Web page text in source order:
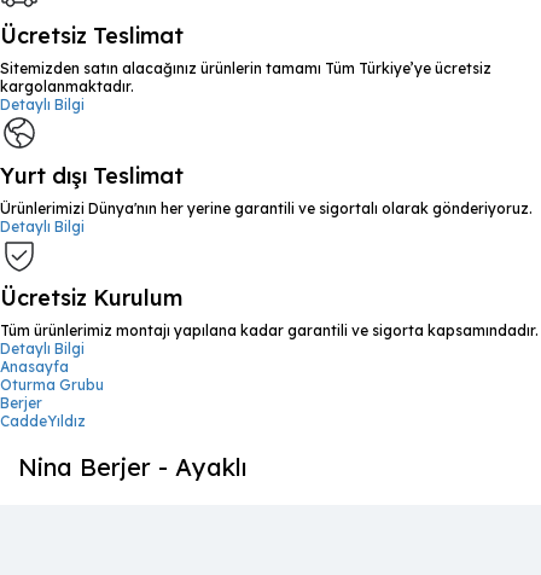
Ücretsiz Teslimat
Sitemizden satın alacağınız ürünlerin tamamı Tüm Türkiye’ye ücretsiz
kargolanmaktadır.
Detaylı Bilgi
Yurt dışı Teslimat
Ürünlerimizi Dünya'nın her yerine garantili ve sigortalı olarak gönderiyoruz.
Detaylı Bilgi
Ücretsiz Kurulum
Tüm ürünlerimiz montajı yapılana kadar garantili ve sigorta kapsamındadır.
Detaylı Bilgi
Anasayfa
Oturma Grubu
Berjer
CaddeYıldız
Nina Berjer - Ayaklı